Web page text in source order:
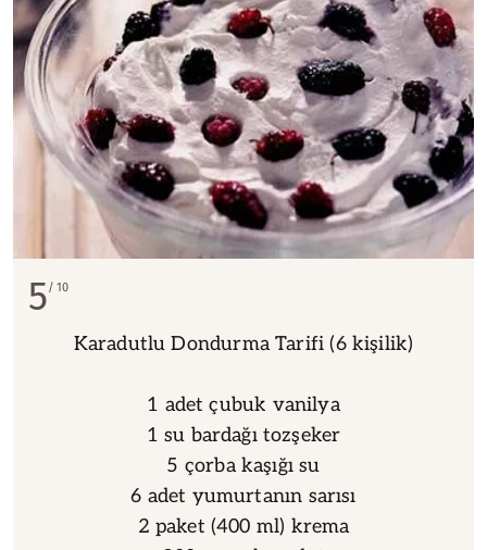
5 10
Karadutlu Dondurma Tarifi (6 kişilik)
1 adet çubuk vanilya
1 su bardağı tozşeker
5 çorba kaşığı su
6 adet yumurtanın sarısı
2 paket (400 ml) krema